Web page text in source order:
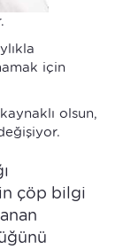
için
olsun,
çöp bilgi